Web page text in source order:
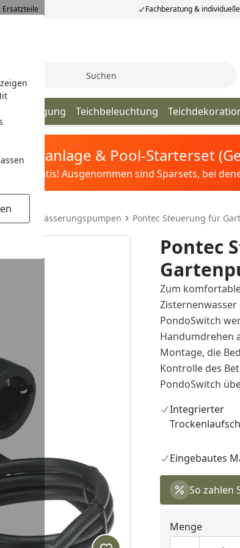
Ersatzteile Fachberatung &
Teichbeleuchtung
& Pool-Starterset
gratis! Ausgenommen sind Sparsets, bei
Bewässerungspumpen Pontec Steuerung für
Pontec
Zum
PondoSwitch
Handumdrehen
Montage, die
Kontrolle des
PondoSwitch
Integrierter
Eingebautes
So zahlen
Menge